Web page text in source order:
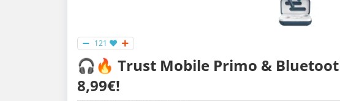
121
🎧🔥 Trust Mobile Primo &
8,99€!